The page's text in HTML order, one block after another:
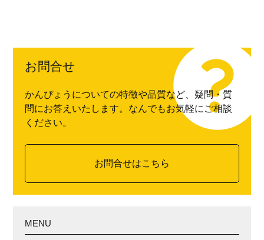
お問合せ
かんぴょうについての特徴や品質など、疑問・質
問にお答えいたします。なんでもお気軽にご相談
ください。
お問合せはこちら
MENU